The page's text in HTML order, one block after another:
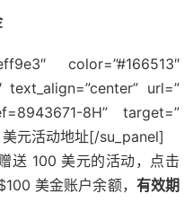
242.79 246.927
color=”#166513″
url=”
8H” target=”
元活动地址[/su_panel]
送 100 美元的活动，点击
美金账户余额， 有效期